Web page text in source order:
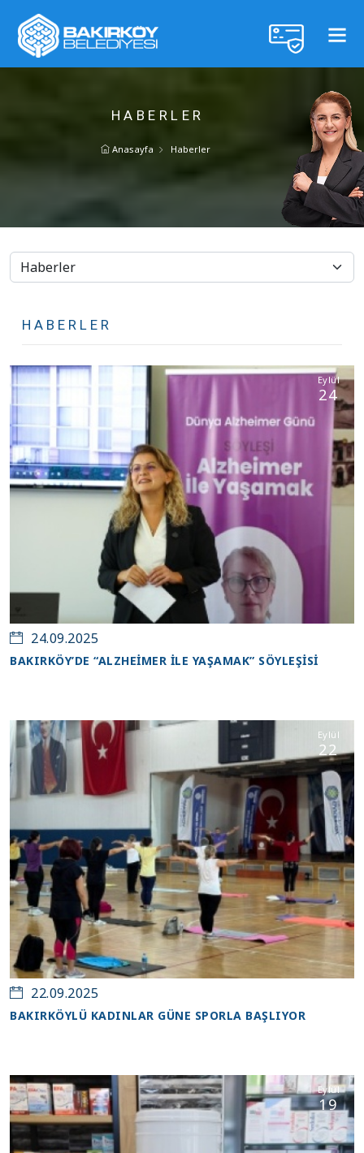
HABERLER
Anasayfa Haberler
HABERLER
Eylül
24
24.09.2025
BAKIRKÖY’DE “ALZHEİMER İLE YAŞAMAK” SÖYLEŞİSİ
Eylül
22
22.09.2025
BAKIRKÖYLÜ KADINLAR GÜNE SPORLA BAŞLIYOR
Eylül
19